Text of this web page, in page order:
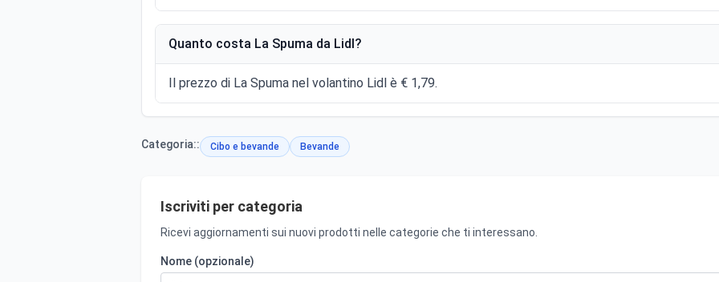
Quanto costa La Spuma da Lidl?
Il prezzo di La Spuma nel volantino Lidl è € 1,79.
Categoria:: Cibo e bevande Bevande
Iscriviti per categoria
Ricevi aggiornamenti sui nuovi prodotti nelle categorie che ti interessano.
Nome (opzionale)